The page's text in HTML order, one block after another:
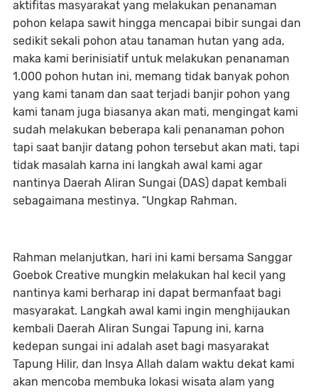
aktifitas masyarakat yang melakukan penanaman
pohon kelapa sawit hingga mencapai bibir sungai dan
sedikit sekali pohon atau tanaman hutan yang ada,
maka kami berinisiatif untuk melakukan penanaman
1.000 pohon hutan ini, memang tidak banyak pohon
yang kami tanam dan saat terjadi banjir pohon yang
kami tanam juga biasanya akan mati, mengingat kami
sudah melakukan beberapa kali penanaman pohon
tapi saat banjir datang pohon tersebut akan mati, tapi
tidak masalah karna ini langkah awal kami agar
nantinya Daerah Aliran Sungai (DAS) dapat kembali
sebagaimana mestinya. “Ungkap Rahman.
Rahman melanjutkan, hari ini kami bersama Sanggar
Goebok Creative mungkin melakukan hal kecil yang
nantinya kami berharap ini dapat bermanfaat bagi
masyarakat. Langkah awal kami ingin menghijaukan
kembali Daerah Aliran Sungai Tapung ini, karna
kedepan sungai ini adalah aset bagi masyarakat
Tapung Hilir, dan Insya Allah dalam waktu dekat kami
akan mencoba membuka lokasi wisata alam yang